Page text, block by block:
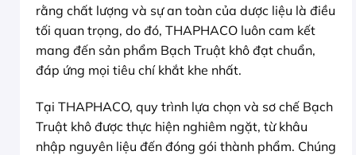
rằng chất lượng và sự an toàn của dược liệu là điều
tối quan trọng, do đó, THAPHACO luôn cam kết
mang đến sản phẩm Bạch Truật khô đạt chuẩn,
đáp ứng mọi tiêu chí khắt khe nhất.
Tại THAPHACO, quy trình lựa chọn và sơ chế Bạch
Truật khô được thực hiện nghiêm ngặt, từ khâu
nhập nguyên liệu đến đóng gói thành phẩm. Chúng